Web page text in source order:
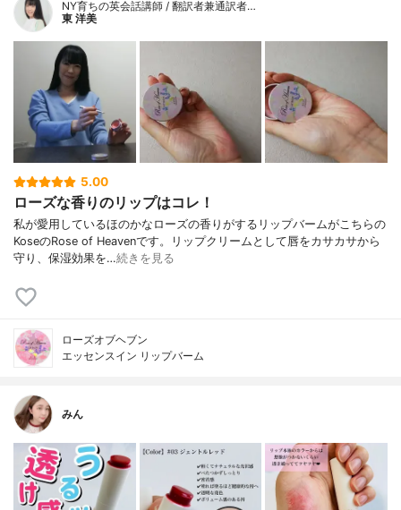
NY育ちの英会話講師 / 翻訳者兼通訳者…
東 洋美
5.00
ローズな香りのリップはコレ！
私が愛用しているほのかなローズの香りがするリップバームがこちらの
KoseのRose of Heavenです。リップクリームとして唇をカサカサから
守り、保湿効果を…続きを見る
ローズオブヘブン
エッセンスイン リップバーム
みん